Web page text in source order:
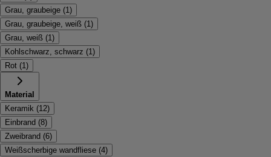
Grau, graubeige (1 )
Grau, graubeige, weiß (1 )
Grau, weiß (1 )
Kohlschwarz, schwarz (1 )
Rot (1 )
Material
Keramik (12)
Einbrand (8)
Zweibrand (6)
Weißscherbige wandfliese (4)